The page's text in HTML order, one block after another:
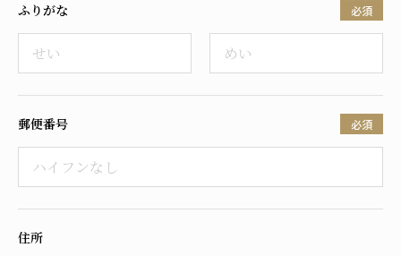
採用情報
ふりがな 必須
郵便番号 必須
住所